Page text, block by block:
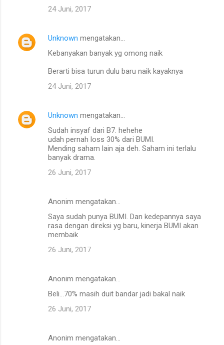
24 Juni, 2017
Unknown mengatakan…
Kebanyakan banyak yg omong naik
Berarti bisa turun dulu baru naik kayaknya
24 Juni, 2017
Unknown mengatakan…
Sudah insyaf dari B7. hehehe
udah pernah loss 30% dari BUMI.
Mending saham lain aja deh. Saham ini terlalu
banyak drama.
26 Juni, 2017
Anonim mengatakan…
Saya sudah punya BUMI. Dan kedepannya saya
rasa dengan direksi yg baru, kinerja BUMI akan
membaik
26 Juni, 2017
Anonim mengatakan…
Beli...70% masih duit bandar jadi bakal naik
26 Juni, 2017
Anonim mengatakan…